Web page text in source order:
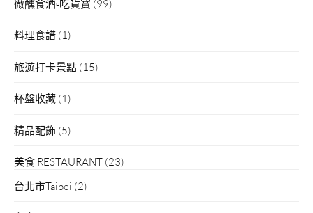
微醺食酒▫吃貨寶 (99)
料理食譜 (1)
旅遊打卡景點 (15)
杯盤收藏 (1)
精品配飾 (5)
美食 RESTAURANT (23)
台北市Taipei (2)